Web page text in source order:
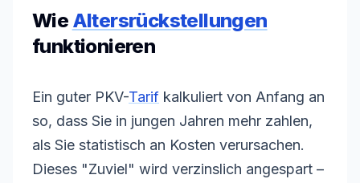
Wie Altersrückstellungen
funktionieren
Ein guter PKV-Tarif kalkuliert von Anfang an
so, dass Sie in jungen Jahren mehr zahlen,
als Sie statistisch an Kosten verursachen.
Dieses "Zuviel" wird verzinslich angespart –